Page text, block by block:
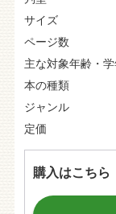
サイズ
ページ数
主な対象年齢・
本の種類
ジャンル
定価
購入はこちら